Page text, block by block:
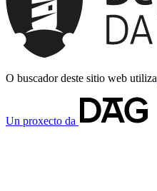
O buscador deste sitio web utiliza
Un proxecto da